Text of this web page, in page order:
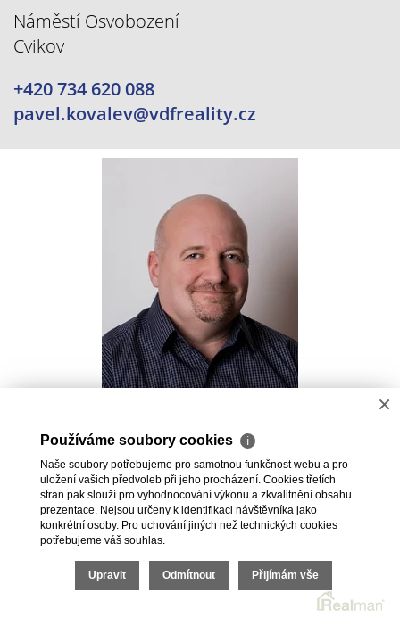
Náměstí Osvobození
Cvikov
+420 734 620 088
pavel.kovalev@vdfreality.cz
Pavel Kovalev
+420 723 491 625
pavel.kovalev@vdfreality.cz
×
Používáme soubory cookies ℹ
Naše soubory potřebujeme pro samotnou funkčnost webu a pro
uložení vašich předvoleb při jeho procházení. Cookies třetích
stran pak slouží pro vyhodnocování výkonu a zkvalitnění obsahu
prezentace. Nejsou určeny k identifikaci návštěvníka jako
konkrétní osoby. Pro uchování jiných než technických cookies
potřebujeme váš souhlas.
Upravit Odmítnout Přijímám vše